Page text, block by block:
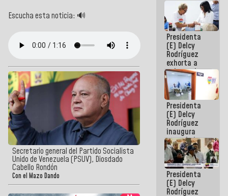
Escucha esta noticia: 🔊
Secretario general del Partido Socialista
Unido de Venezuela (PSUV), Diosdado
Cabello Rondón
Con el Mazo Dando
Presidenta
(E) Delcy
Rodríguez
exhorta a
gobernadores
y alcaldes a
edificar
casas para
abuelos
Presidenta
(E) Delcy
Rodríguez
inaugura
casa de los
Abuelos
Primavera
en Caracas
Presidenta
(E) Delcy
Rodríguez